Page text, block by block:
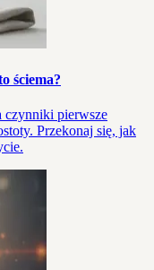
ściema?
czynniki pierwsze
Przekonaj się, jak